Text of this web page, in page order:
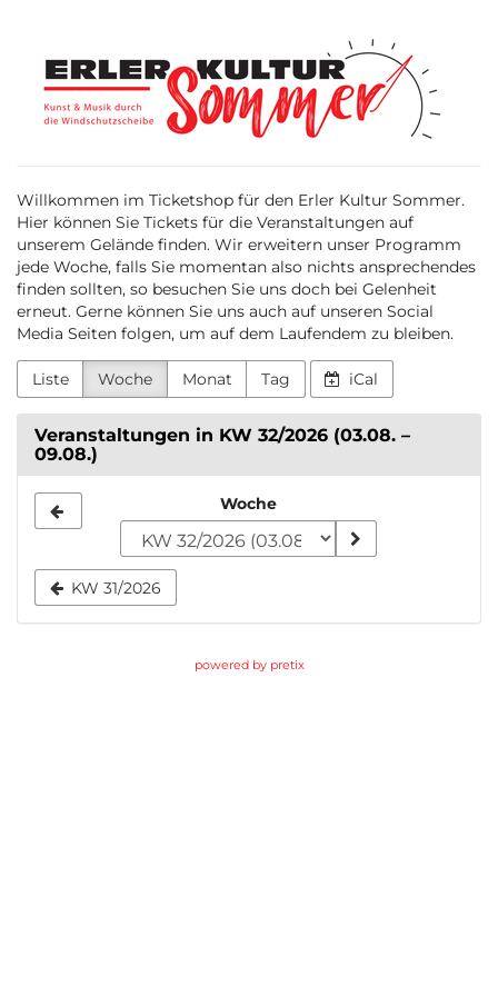
Inhalt
springen
Kultur
Sommer
Willkommen im Ticketshop für den Erler Kultur Sommer.
Hier können Sie Tickets für die Veranstaltungen auf
unserem Gelände finden. Wir erweitern unser Programm
jede Woche, falls Sie momentan also nichts ansprechendes
finden sollten, so besuchen Sie uns doch bei Gelenheit
erneut. Gerne können Sie uns auch auf unseren Social
Media Seiten folgen, um auf dem Laufendem zu bleiben.
Liste Woche Monat Tag iCal
Veranstaltungen in KW 32/2026 (03.08. –
09.08.)
zur
Anzeige
auswählen
Woche
KW 31/2026
powered by pretix